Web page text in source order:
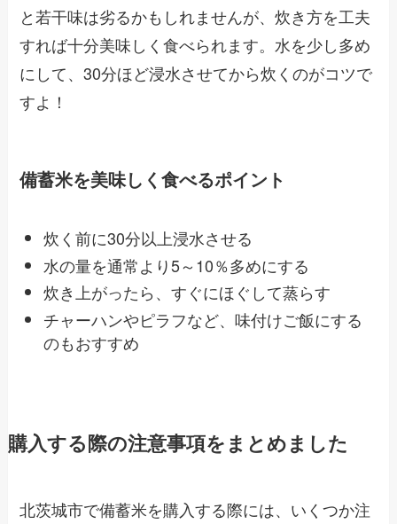
と若干味は劣るかもしれませんが、炊き方を工夫
すれば十分美味しく食べられます。水を少し多め
にして、30分ほど浸水させてから炊くのがコツで
すよ！
備蓄米を美味しく食べるポイント
炊く前に30分以上浸水させる
水の量を通常より5～10％多めにする
炊き上がったら、すぐにほぐして蒸らす
チャーハンやピラフなど、味付けご飯にする
のもおすすめ
購入する際の注意事項をまとめました
北茨城市で備蓄米を購入する際には、いくつか注